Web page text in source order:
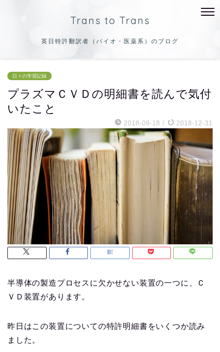
Trans to Trans
英日特許翻訳者（バイオ・医薬系）のブログ
日々の学習記録
プラズマＣＶＤの明細書を読んで気付
いたこと
2018-09-18 / 2018-12-31
半導体の製造プロセスに欠かせない装置の一つに、Ｃ
ＶＤ装置があります。
昨日はこの装置についての特許明細書をいくつか読み
ました。